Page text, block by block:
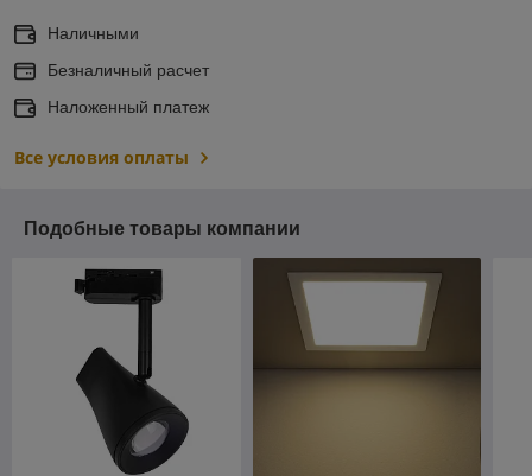
Наличными
Безналичный расчет
Наложенный платеж
Все условия оплаты
Подобные товары компании